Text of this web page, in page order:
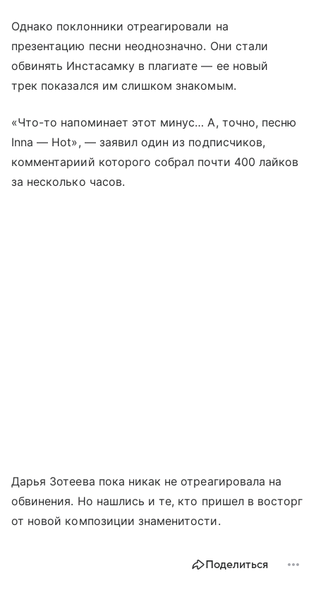
Однако поклонники отреагировали на
презентацию песни неоднозначно. Они стали
обвинять Инстасамку в плагиате — ее новый
трек показался им слишком знакомым.
«Что-то напоминает этот минус… А, точно, песню
Inna — Hot», — заявил один из подписчиков,
комментариий которого собрал почти 400 лайков
за несколько часов.
Дарья Зотеева пока никак не отреагировала на
обвинения. Но нашлись и те, кто пришел в восторг
от новой композиции знаменитости.
Поделиться